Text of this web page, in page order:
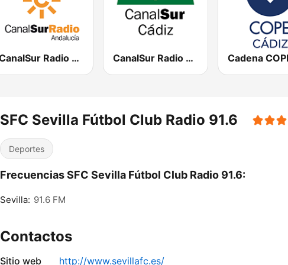
CanalSur Radio Andalucía CanalSur Radio Cádiz
SFC Sevilla Fútbol Club Radio 91.6
Deportes
Frecuencias SFC Sevilla Fútbol Club Radio 91.6:
Sevilla: 91.6 FM
Contactos
Sitio web http://www.sevillafc.es/